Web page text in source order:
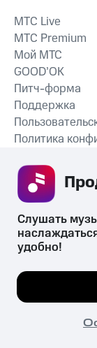
MTС Live
MTС Premium
Мой МТС
GOOD’OK
Питч-форма
Поддержка
Политика
психотропных
их незаконный
© 2026 ООО
Все права
Мы
Слушать
удобно!